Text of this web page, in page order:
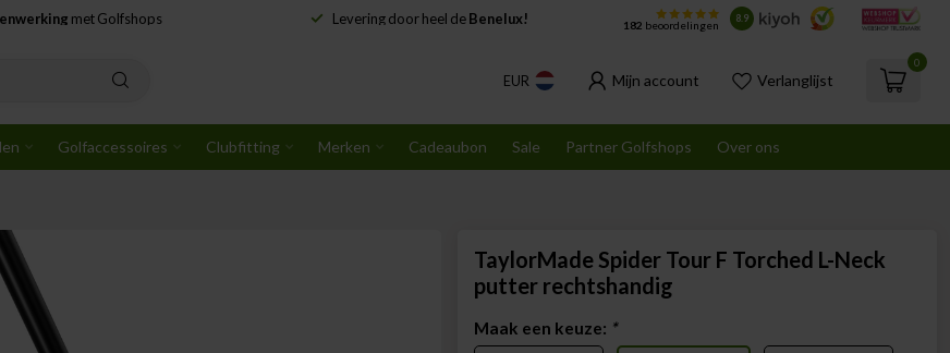
met Golfshops Levering door heel deBenelux! 182 beoordelingen
8.9
EUR Mijn account Verlanglijst
0
Golfaccessoires Clubfitting Merken Cadeaubon Sale Partner Golfshops Over ons
TaylorMade Spider Tour F Torched L-Neck
putter rechtshandig
Maak een keuze: *